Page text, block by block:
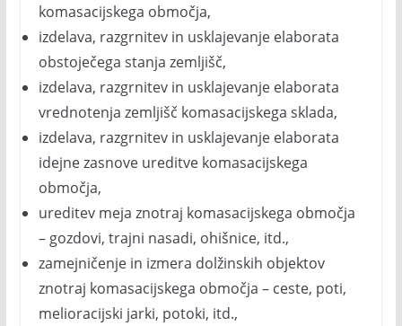
komasacijskega območja,
izdelava, razgrnitev in usklajevanje elaborata
obstoječega stanja zemljišč,
izdelava, razgrnitev in usklajevanje elaborata
vrednotenja zemljišč komasacijskega sklada,
izdelava, razgrnitev in usklajevanje elaborata
idejne zasnove ureditve komasacijskega
območja,
ureditev meja znotraj komasacijskega območja
– gozdovi, trajni nasadi, ohišnice, itd.,
zamejničenje in izmera dolžinskih objektov
znotraj komasacijskega območja – ceste, poti,
melioracijski jarki, potoki, itd.,